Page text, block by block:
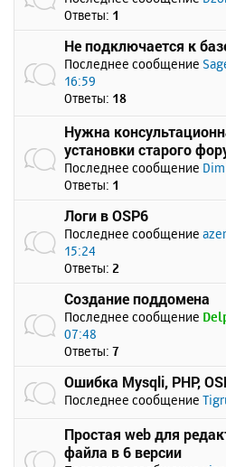
Ответы: 1
Не подключается к
Последнее сообщение
16:59
Ответы: 18
Нужна
установки старого
Последнее сообщение
Ответы: 1
Логи в OSP6
Последнее сообщение
15:24
Ответы: 2
Создание поддомена
Последнее сообщение
07:48
Ответы: 7
Ошибка Mysqli, PHP,
Последнее сообщение
Простая web для
файла в 6 версии